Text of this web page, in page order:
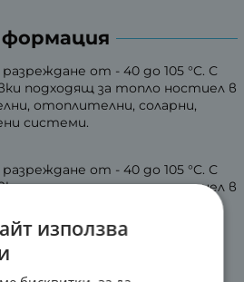
от - 40 до 105 °C. С
подходящ за топло ностиел в
отоплителни, соларни,
системи.
от - 40 до 105 °C. С
подходящ за топло ностиел в
отоплителни, соларни,
използва